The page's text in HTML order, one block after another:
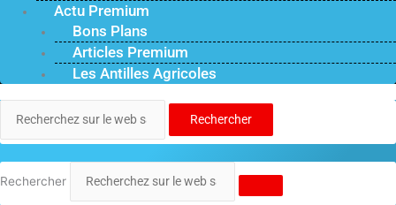
Actu Premium
Bons Plans
Articles Premium
Les Antilles Agricoles
Rechercher
Rechercher